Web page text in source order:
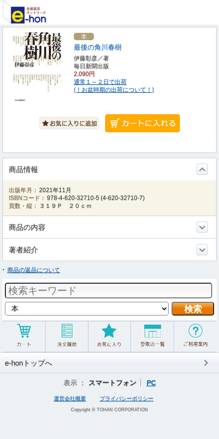
最後の角川春樹
伊藤彰彦／著
毎日新聞出版
2,090円
通常１～２日で出荷
(！お盆時期の出荷について！)
商品情報
出版年月： 2021年11月
ISBNコード： 978-4-620-32710-5 (4-620-32710-7)
頁数・縦：
３１９Ｐ ２０ｃｍ
商品の内容
著者紹介
商品の返品について
e-honトップへ
表示 ： スマートフォン PC
運営会社概要 プライバシーポリシー
Copyright © TOHAN CORPORATION